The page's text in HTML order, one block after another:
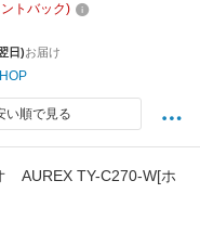
トバック)
日)お届け
い順で見る
AUREX TY-C270-W[ホ